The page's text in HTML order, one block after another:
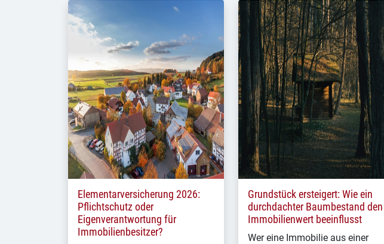
Elementarversicherung 2026:
Pflichtschutz oder
Eigenverantwortung für
Immobilienbesitzer?
Grundstück ersteigert: Wie ein
durchdachter Baumbestand den
Immobilienwert beeinflusst
Wer eine Immobilie aus einer